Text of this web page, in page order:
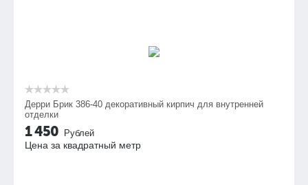
Дерри Брик 386-40 декоративный кирпич для внутренней
отделки
1 450 Рублей
Цена за квадратный метр